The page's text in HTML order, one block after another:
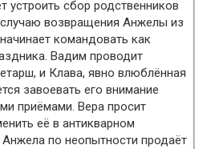
устроить сбор родственников
случаю возвращения Анжелы из
командовать как
Вадим проводит
и Клава, явно влюблённая
завоевать его внимание
приёмами. Вера просит
её в антикварном
Анжела по неопытности продаёт